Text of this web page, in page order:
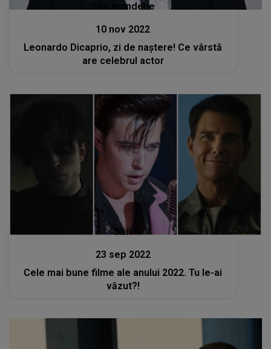
Stiri mondene
10 nov 2022
Leonardo Dicaprio, zi de naștere! Ce vârstă
are celebrul actor
Stiri
23 sep 2022
Cele mai bune filme ale anului 2022. Tu le-ai
văzut?!